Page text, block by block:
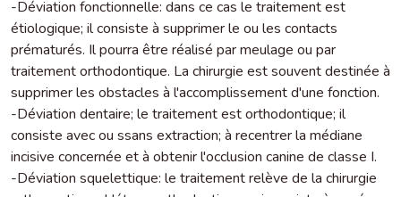
-Déviation fonctionnelle: dans ce cas le traitement est
étiologique; il consiste à supprimer le ou les contacts
prématurés. Il pourra être réalisé par meulage ou par
traitement orthodontique. La chirurgie est souvent destinée à
supprimer les obstacles à l'accomplissement d'une fonction.
-Déviation dentaire; le traitement est orthodontique; il
consiste avec ou ssans extraction; à recentrer la médiane
incisive concernée et à obtenir l'occlusion canine de classe I.
-Déviation squelettique: le traitement relève de la chirurgie